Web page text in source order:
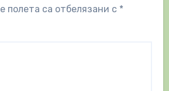
полета са отбелязани с *